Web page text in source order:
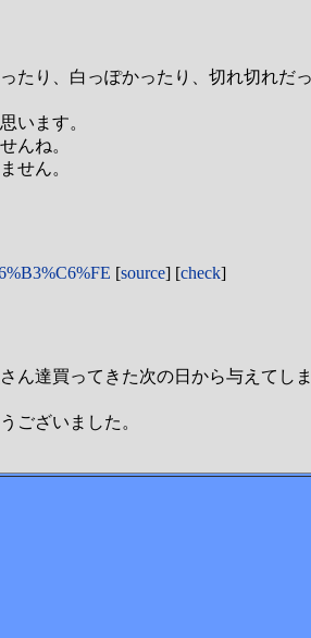
たり、白っぽかったり、切れ切れだ
います。
んね。
せん。
[source] [check]
ん達買ってきた次の日から与えて
ございました。